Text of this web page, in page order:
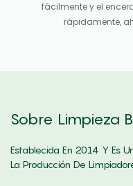
fácilmente y el
rápidamente,
Sobre Limpieza
Establecida En 2014 Y Es
La Producción De